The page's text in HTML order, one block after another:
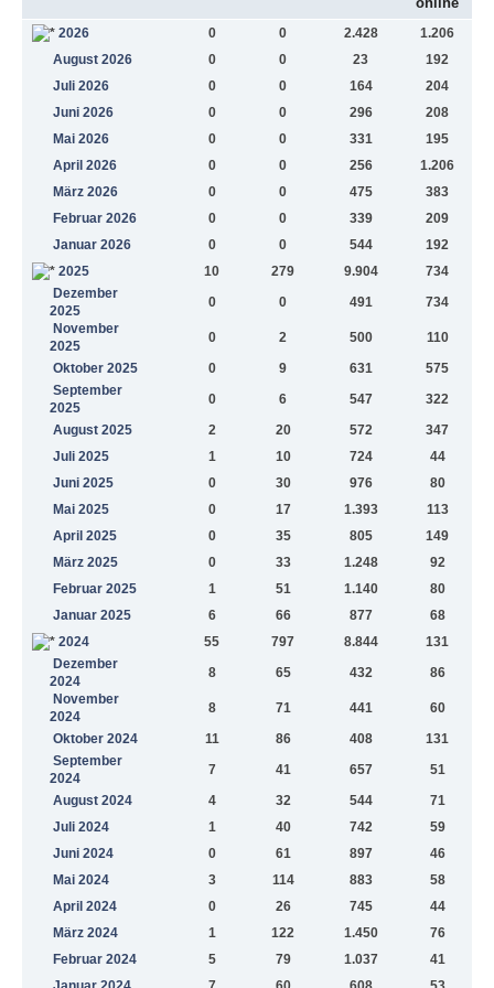
2026 0 0 2.428
1.206
August 2026
0 0 23
192
Juli 2026
0 0 164
204
Juni 2026
0 0 296
208
Mai 2026
0 0 331
195
April 2026
0 0 256
1.206
März 2026
0 0 475
383
Februar 2026
0 0 339
209
Januar 2026
0 0 544
192
2025
10 279 9.904
734
Dezember
2025
0 0 491
734
November
2025
0 2 500
110
Oktober 2025
0 9 631
575
September
2025
0 6 547
322
August 2025
2 20 572
347
Juli 2025
1 10 724
44
Juni 2025
0 30 976
80
Mai 2025
0 17 1.393
113
April 2025
0 35 805
149
März 2025
0 33 1.248
92
Februar 2025
1 51 1.140
80
Januar 2025
6 66 877
68
2024
55 797 8.844
131
Dezember
2024
8 65 432
86
November
2024
8 71 441
60
Oktober 2024
11 86 408
131
September
2024
7 41 657
51
August 2024
4 32 544
71
Juli 2024
1 40 742
59
Juni 2024
0 61 897
46
Mai 2024
3 114 883
58
April 2024
0 26 745
44
März 2024
1 122 1.450
76
Februar 2024
5 79 1.037
41